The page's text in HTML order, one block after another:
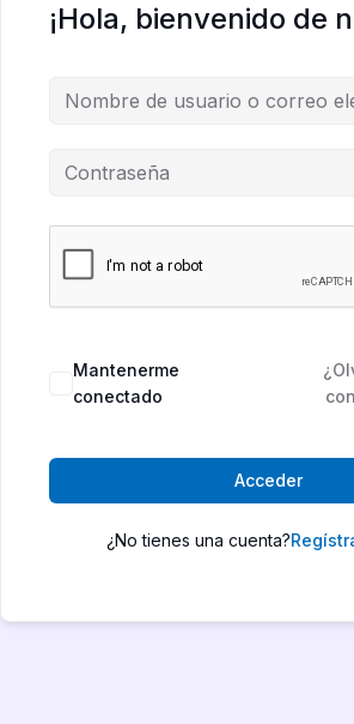
¡Hola, bienvenido de
Mantenerme
conectado
Acceder
¿No tienes una cuenta?